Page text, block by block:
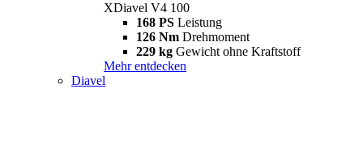
XDiavel V4 100
168 PS Leistung
126 Nm Drehmoment
229 kg Gewicht ohne Kraftstoff
Mehr entdecken
Diavel